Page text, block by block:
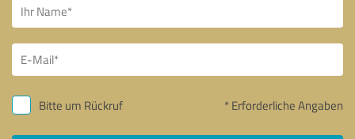
Bitte um Rückruf * Erforderliche Angaben